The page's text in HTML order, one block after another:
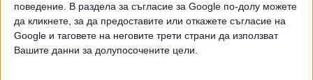
поведение. В раздела за съгласие за Google по-долу можете
да кликнете, за да предоставите или откажете съгласие на
Google и таговете на неговите трети страни да използват
Вашите данни за долупосочените цели.
доброволното деклариране и внасяне на данъци и
осигурителни вноски, както и на щетите, които
причинява недобросъвестното поведение. Чрез фейсбук
страницата на НАП се разяснява какви биха били